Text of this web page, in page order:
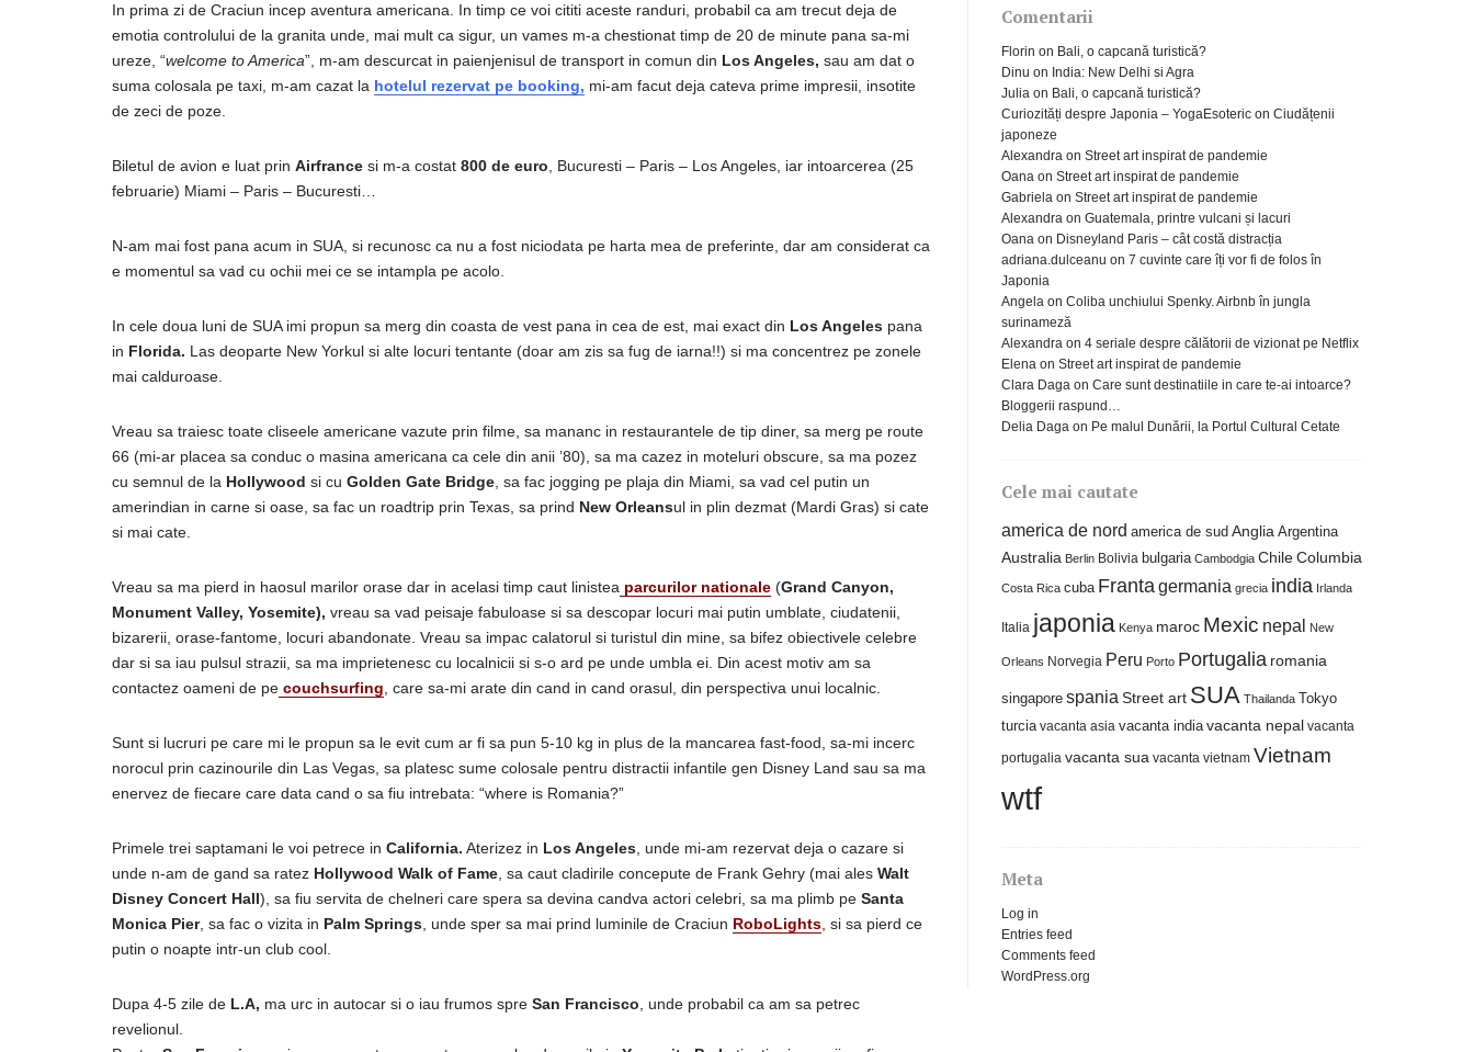
In prima zi de Craciun incep aventura americana. In timp ce voi cititi aceste randuri, probabil ca am trecut deja de
emotia controlului de la granita unde, mai mult ca sigur, un vames m-a chestionat timp de 20 de minute pana sa-mi
ureze, “welcome to America”, m-am descurcat in paienjenisul de transport in comun din Los Angeles, sau am dat o
suma colosala pe taxi, m-am cazat la hotelul rezervat pe booking, mi-am facut deja cateva prime impresii, insotite
de zeci de poze.
Biletul de avion e luat prin Airfrance si m-a costat 800 de euro , Bucuresti – Paris – Los Angeles, iar intoarcerea (25
februarie) Miami – Paris – Bucuresti…
N-am mai fost pana acum in SUA, si recunosc ca nu a fost niciodata pe harta mea de preferinte, dar am considerat ca
e momentul sa vad cu ochii mei ce se intampla pe acolo.
In cele doua luni de SUA imi propun sa merg din coasta de vest pana in cea de est, mai exact din Los Angeles pana
in Florida. Las deoparte New Yorkul si alte locuri tentante (doar am zis sa fug de iarna!!) si ma concentrez pe zonele
mai calduroase.
Vreau sa traiesc toate cliseele americane vazute prin filme, sa mananc in restaurantele de tip diner, sa merg pe route
66 (mi-ar placea sa conduc o masina americana ca cele din anii ’80), sa ma cazez in moteluri obscure, sa ma pozez
cu semnul de la Hollywood si cu Golden Gate Bridge , sa fac jogging pe plaja din Miami, sa vad cel putin un
amerindian in carne si oase, sa fac un roadtrip prin Texas, sa prind New Orleansul in plin dezmat (Mardi Gras) si cate
si mai cate.
Vreau sa ma pierd in haosul marilor orase dar in acelasi timp caut linistea parcurilor nationale (Grand Canyon,
Monument Valley, Yosemite), vreau sa vad peisaje fabuloase si sa descopar locuri mai putin umblate, ciudatenii,
bizarerii, orase-fantome, locuri abandonate. Vreau sa impac calatorul si turistul din mine, sa bifez obiectivele celebre
dar si sa iau pulsul strazii, sa ma imprietenesc cu localnicii si s-o ard pe unde umbla ei. Din acest motiv am sa
contactez oameni de pe couchsurfing care sa-mi arate din cand in cand orasul, din perspectiva unui localnic.
Sunt si lucruri pe care mi le propun sa le evit cum ar fi sa pun 5-10 kg in plus de la mancarea fast-food, sa-mi incerc
norocul prin cazinourile din Las Vegas, sa platesc sume colosale pentru distractii infantile gen Disney Land sau sa ma
enervez de fiecare care data cand o sa fiu intrebata: “where is Romania?”
Primele trei saptamani le voi petrece in California. Aterizez in Los Angeles , unde mi-am rezervat deja o cazare si
unde n-am de gand sa ratez Hollywood Walk of Fame , sa caut cladirile concepute de Frank Gehry (mai ales Walt
Disney Concert Hall), sa fiu servita de chelneri care spera sa devina candva actori celebri, sa ma plimb pe Santa
Monica Pier, sa fac o vizita in Palm Springs , unde sper sa mai prind luminile de Craciun RoboLights si sa pierd ce
putin o noapte intr-un club cool.
Dupa 4-5 zile de L.A, ma urc in autocar si o iau frumos spre San Francisco , unde probabil ca am sa petrec
revelionul.
Comentarii
Florin on Bali, o capcană turistică?
Dinu on India: New Delhi si Agra
Julia on Bali, o capcană turistică?
Curiozități despre Japonia – YogaEsoteric on Ciudățenii
japoneze
Alexandra on Street art inspirat de pandemie
Oana on Street art inspirat de pandemie
Gabriela on Street art inspirat de pandemie
Alexandra on Guatemala, printre vulcani și lacuri
Oana on Disneyland Paris – cât costă distracția
adriana.dulceanu on 7 cuvinte care îți vor fi de folos în
Japonia
Angela on Coliba unchiului Spenky. Airbnb în jungla
surinameză
Alexandra on 4 seriale despre călătorii de vizionat pe Netflix
Elena on Street art inspirat de pandemie
Clara Daga on Care sunt destinatiile in care te-ai intoarce?
Bloggerii raspund…
Delia Daga on Pe malul Dunării, la Portul Cultural Cetate
Cele mai cautate
america de nord america de sud Anglia Argentina
Australia Berlin Bolivia bulgaria Cambodgia Chile Columbia
Costa Rica cuba Frantagermania grecia india Irlanda
Italia japonia Kenya maroc Mexic nepal New
Orleans Norvegia Peru Porto Portugalia romania
singapore spania Street art SUA Thailanda Tokyo
turcia vacanta asia vacanta india vacanta nepal vacanta
portugalia vacanta sua vacanta vietnam Vietnam
wtf
Meta
Log in
Entries feed
Comments feed
WordPress.org